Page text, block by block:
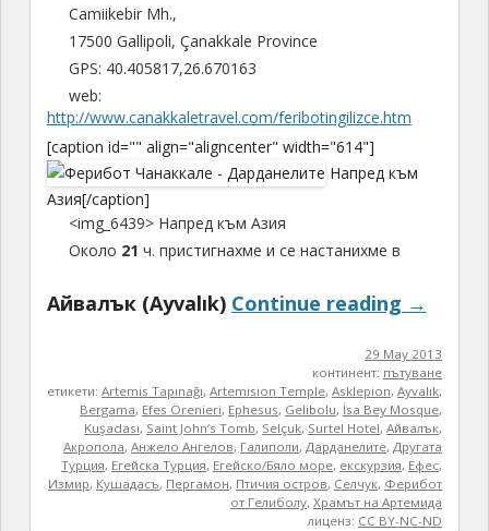
Camiikebir Mh.,
17500 Gallipoli, Çanakkale Province
GPS: 40.405817,26.670163
web:
http://www.canakkaletravel.com/feribotingilizce.htm
[caption id="" align="aligncenter" width="614"]
Напред към
Азия[/caption]
<img_6439> Напред към Азия
Около 21 ч. пристигнахме и се настанихме в
Айвалък (Ayvalık) Continue reading →
29 May 2013
континент: пътуване
етикети:Artemis Tapınağı,Artemision Temple,Asklepion,Ayvalık,
Bergama, Efes Örenieri, Ephesus, Gelibolu, İsa Bey Mosque,
Kuşadası, Saint John’s Tomb, Selçuk, Surtel Hotel,Айвалък,
Акропола,Анжело Ангелов, Галиполи,Дарданелите,Другата
Турция, Егейска Турция, Егейско/Бяло море, екскурзия, Ефес,
Измир, Кушадасъ, Пергамон, Птичия остров, Селчук, Ферибот
от Гелиболу,Храмът на Артемида
лиценз: CC BY-NC-ND